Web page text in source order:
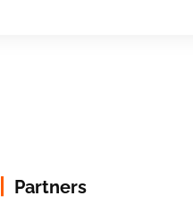
Partners